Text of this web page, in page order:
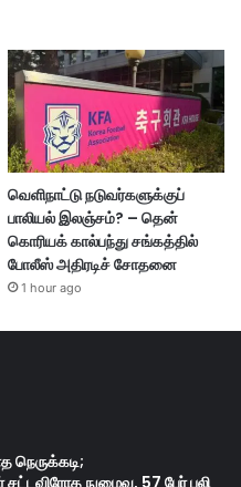
வெளிநாட்டு நடுவர்களுக்குப்
பாலியல் இலஞ்சம்? – தென்
கொரியக் கால்பந்து சங்கத்தில்
போலீஸ் அதிரடிச் சோதனை
1 hour ago
நெருக்கடி;